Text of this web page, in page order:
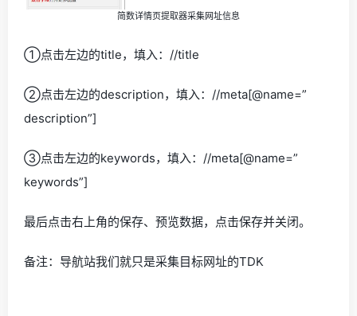
简数详情页提取器采集网址信息
①点击左边的title，填入：//title
②点击左边的description，填入：//meta[@name=”
description”]
③点击左边的keywords，填入：//meta[@name=”
keywords”]
最后点击右上角的保存、预览数据，点击保存并关闭。
备注：导航站我们就只是采集目标网址的TDK